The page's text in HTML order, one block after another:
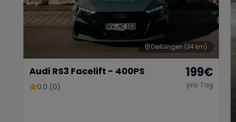
Deißlingen (34 km)
Audi RS3 Facelift - 400PS
0.0 (0)
199€
pro Tag